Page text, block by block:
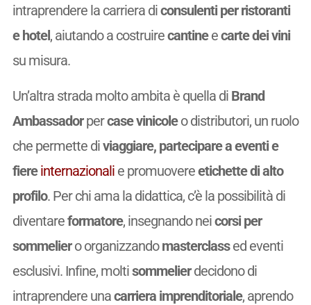
intraprendere la carriera diconsulenti per ristoranti
e hotel, aiutando a costruirecantineecarte dei vini
su misura.
Un’altra strada molto ambita è quella di Brand
Ambassadorpercase vinicoleo distributori, un ruolo
che permette diviaggiare, partecipare a eventi e
fiereinternazionalie promuovereetichette di alto
profilo. Per chi ama la didattica, c’è la possibilità di
diventareformatore, insegnando neicorsi per
sommeliero organizzandomasterclassed eventi
esclusivi. Infine, moltisommelierdecidono di
intraprendere unacarriera imprenditoriale, aprendo